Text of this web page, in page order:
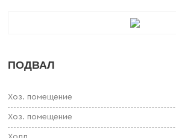
ПОДВАЛ
Хоз. помещение
Хоз. помещение